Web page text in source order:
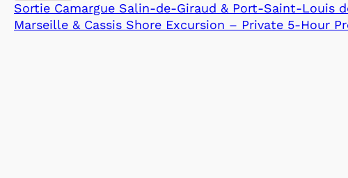
Sortie Camargue Salin-de-Giraud & Port-Saint-Louis
Marseille & Cassis Shore Excursion – Private 5-Hour